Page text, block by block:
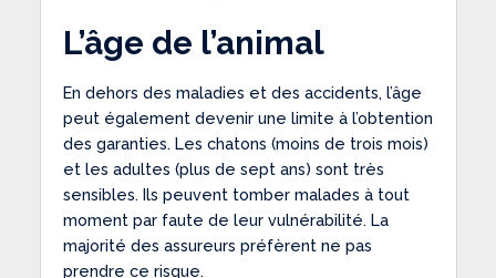
L’âge de l’animal
En dehors des maladies et des accidents, l’âge
peut également devenir une limite à l’obtention
des garanties. Les chatons (moins de trois mois)
et les adultes (plus de sept ans) sont très
sensibles. Ils peuvent tomber malades à tout
moment par faute de leur vulnérabilité. La
majorité des assureurs préfèrent ne pas
prendre ce risque.